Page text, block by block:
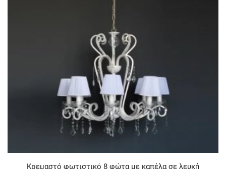
Κρεμαστό φωτιστικό 8 φώτα με καπέλα σε λευκή